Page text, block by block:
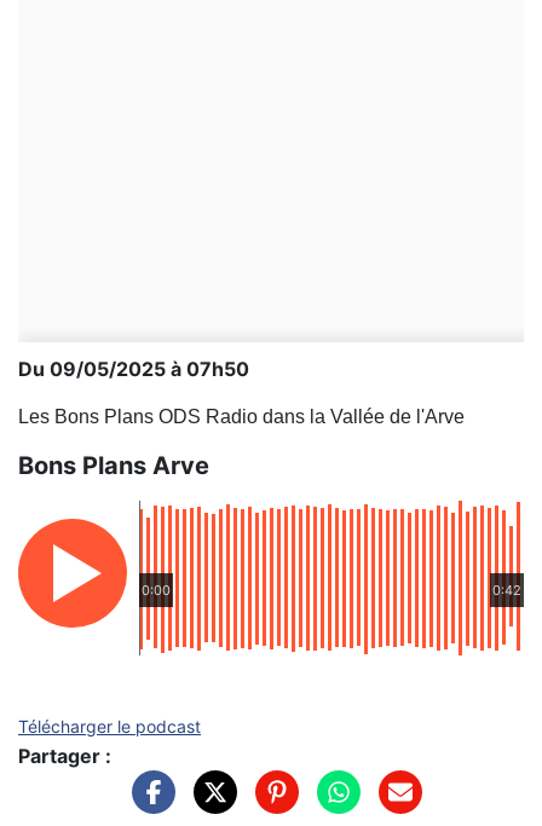
Du 09/05/2025 à 07h50
Les Bons Plans ODS Radio dans la Vallée de l'Arve
Bons Plans Arve
0:00 0:42
Télécharger le podcast
Partager :